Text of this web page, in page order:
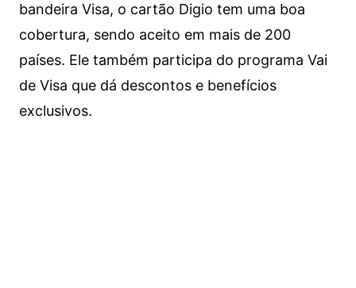
bandeira Visa, o cartão Digio tem uma boa
cobertura, sendo aceito em mais de 200
países. Ele também participa do programa Vai
de Visa que dá descontos e benefícios
exclusivos.